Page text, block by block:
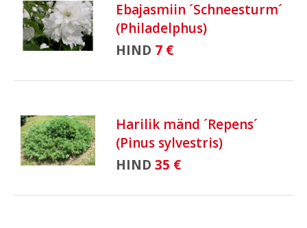
Ebajasmiin ´Schneesturm´
(Philadelphus)
HIND 7 €
Harilik mänd ´Repens´
(Pinus sylvestris)
HIND 35 €